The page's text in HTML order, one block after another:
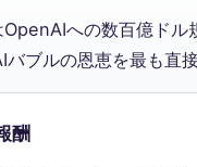
への数百億ド
ブルの恩恵を最も直
酬